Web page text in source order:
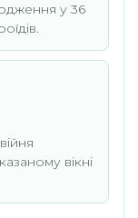
у 36
вікні